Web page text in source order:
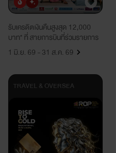
ยอดนิยมมาใหม่
รับเครดิตเงินคืนสูงสุด 12,000
บาท* ที่ สายการบินที่ร่วมรายการ
1 มิ.ย. 69 - 31 ส.ค. 69
TRAVEL & OVERSEA